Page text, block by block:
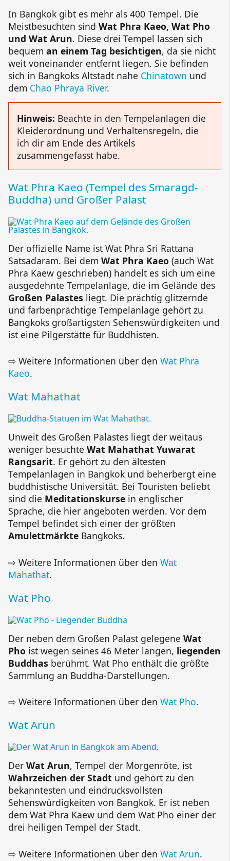
In Bangkok gibt es mehr als 400 Tempel. Die
Meistbesuchten sind Wat Phra Kaeo, Wat Pho
und Wat Arun. Diese drei Tempel lassen sich
bequem an einem Tag besichtigen, da sie nicht
weit voneinander entfernt liegen. Sie befinden
sich in Bangkoks Altstadt nahe Chinatown und
dem Chao Phraya River.
Hinweis: Beachte in den Tempelanlagen die
Kleiderordnung und Verhaltensregeln, die
ich dir am Ende des Artikels
zusammengefasst habe.
Wat Phra Kaeo (Tempel des Smaragd-
Buddha) und Großer Palast
Der offizielle Name ist Wat Phra Sri Rattana
Satsadaram. Bei dem Wat Phra Kaeo (auch Wat
Phra Kaew geschrieben) handelt es sich um eine
ausgedehnte Tempelanlage, die im Gelände des
Großen Palastes liegt. Die prächtig glitzernde
und farbenprächtige Tempelanlage gehört zu
Bangkoks großartigsten Sehenswürdigkeiten und
ist eine Pilgerstätte für Buddhisten.
⇨ Weitere Informationen über den Wat Phra
Kaeo.
Wat Mahathat
Unweit des Großen Palastes liegt der weitaus
weniger besuchte Wat Mahathat Yuwarat
Rangsarit. Er gehört zu den ältesten
Tempelanlagen in Bangkok und beherbergt eine
buddhistische Universität. Bei Touristen beliebt
sind die Meditationskurse in englischer
Sprache, die hier angeboten werden. Vor dem
Tempel befindet sich einer der größten
Amulettmärkte Bangkoks.
⇨ Weitere Informationen über den Wat
Mahathat.
Wat Pho
Der neben dem Großen Palast gelegene Wat
Pho ist wegen seines 46 Meter langen, liegenden
Buddhas berühmt. Wat Pho enthält die größte
Sammlung an Buddha-Darstellungen.
⇨ Weitere Informationen über den Wat Pho.
Wat Arun
Der Wat Arun, Tempel der Morgenröte, ist
Wahrzeichen der Stadt und gehört zu den
bekanntesten und eindrucksvollsten
Sehenswürdigkeiten von Bangkok. Er ist neben
dem Wat Phra Kaew und dem Wat Pho einer der
drei heiligen Tempel der Stadt.
⇨ Weitere Informationen über den Wat Arun.